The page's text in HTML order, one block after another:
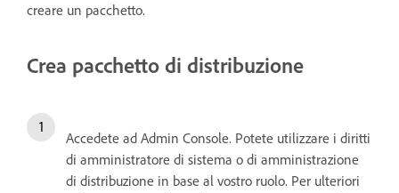
creare un pacchetto.
Crea pacchetto di distribuzione
Accedete ad Admin Console. Potete utilizzare i diritti
di amministratore di sistema o di amministrazione
di distribuzione in base al vostro ruolo. Per ulteriori